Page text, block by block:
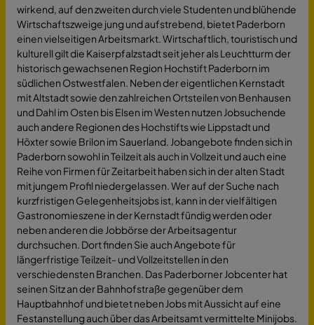
wirkend, auf den zweiten durch viele Studenten und blühende
Wirtschaftszweige jung und aufstrebend, bietet Paderborn
einen vielseitigen Arbeitsmarkt. Wirtschaftlich, touristisch und
kulturell gilt die Kaiserpfalzstadt seit jeher als Leuchtturm der
historisch gewachsenen Region Hochstift Paderborn im
südlichen Ostwestfalen. Neben der eigentlichen Kernstadt
mit Altstadt sowie den zahlreichen Ortsteilen von Benhausen
und Dahl im Osten bis Elsen im Westen nutzen Jobsuchende
auch andere Regionen des Hochstifts wie Lippstadt und
Höxter sowie Brilon im Sauerland. Jobangebote finden sich in
Paderborn sowohl in Teilzeit als auch in Vollzeit und auch eine
Reihe von Firmen für Zeitarbeit haben sich in der alten Stadt
mit jungem Profil niedergelassen. Wer auf der Suche nach
kurzfristigen Gelegenheitsjobs ist, kann in der vielfältigen
Gastronomieszene in der Kernstadt fündig werden oder
neben anderen die Jobbörse der Arbeitsagentur
durchsuchen. Dort finden Sie auch Angebote für
längerfristige Teilzeit- und Vollzeitstellen in den
verschiedensten Branchen. Das Paderborner Jobcenter hat
seinen Sitz an der Bahnhofstraße gegenüber dem
Hauptbahnhof und bietet neben Jobs mit Aussicht auf eine
Festanstellung auch über das Arbeitsamt vermittelte Minijobs.